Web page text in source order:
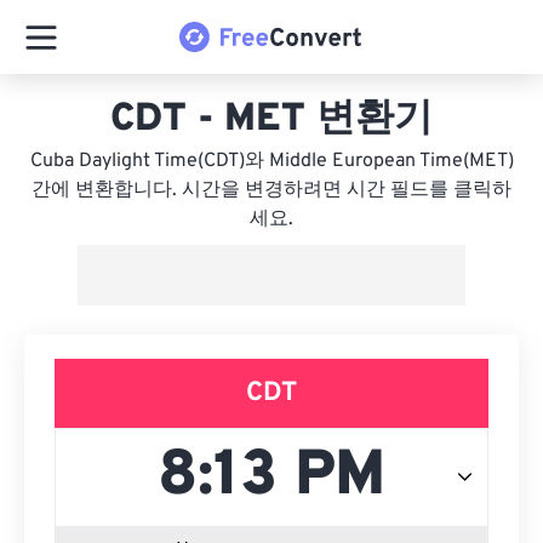
CDT - MET 변환기
Cuba Daylight Time(CDT)와 Middle European Time(MET)
간에 변환합니다. 시간을 변경하려면 시간 필드를 클릭하
세요.
CDT